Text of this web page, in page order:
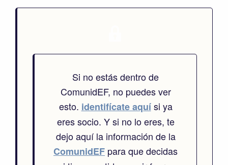
Si no estás dentro de
ComunidEF, no puedes ver
esto. identifícate aquísi ya
eres socio. Y si no lo eres, te
dejo aquí la información de la
ComunidEF para que decidas